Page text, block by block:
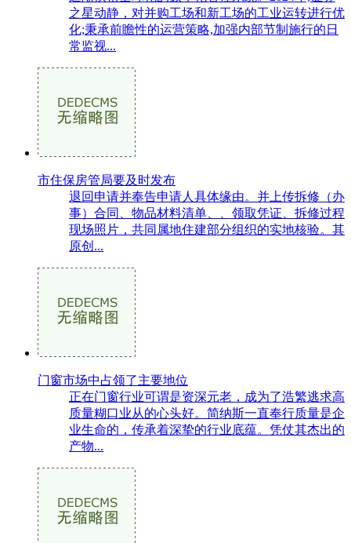
之星动静，对并购工场和新工场的工业运转进行优
化;秉承前瞻性的运营策略,加强内部节制施行的日
常监视...
市住保房管局要及时发布
退回申请并奉告申请人具体缘由。并上传拆修（办
事）合同、物品材料清单、、领取凭证、拆修过程
现场照片，共同属地住建部分组织的实地核验。其
原创...
门窗市场中占领了主要地位
正在门窗行业可谓是资深元老，成为了浩繁逃求高
质量糊口业从的心头好。简纳斯一直奉行质量是企
业生命的，传承着深挚的行业底蕴。凭仗其杰出的
产物...